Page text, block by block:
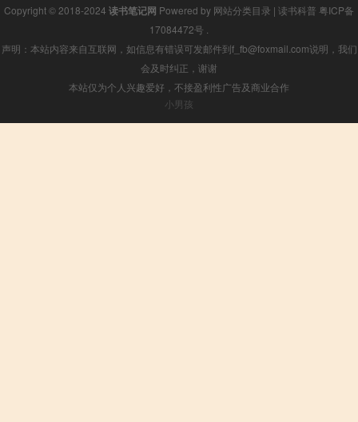
Copyright © 2018-2024 读书笔记网 Powered by 网站分类目录 | 读书科普 粤ICP备
17084472号
声明：本站内容来自互联网，如信息有错误可发邮件到f_fb@foxmail.com说明，我们
会及时纠正，谢谢
本站仅为个人兴趣爱好，不接盈利性广告及商业合作
小男孩